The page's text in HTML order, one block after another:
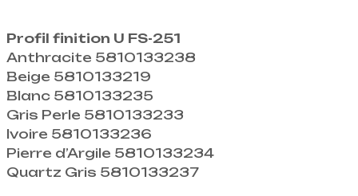
Profil finition U FS-251
Anthracite 5810133238
Beige 5810133219
Blanc 5810133235
Gris Perle 5810133233
Ivoire 5810133236
Pierre d’Argile 5810133234
Quartz Gris 5810133237